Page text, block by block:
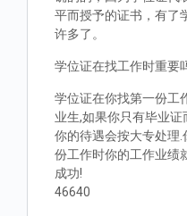
平而授予的证书，有了
许多了。
学位证在找工作时重要
学位证在你找第一份工
业生,如果你只有毕业
你的待遇会按大专处理.
份工作时你的工作业绩
成功!
46640